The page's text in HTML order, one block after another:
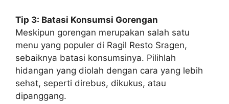
Tip 3: Batasi Konsumsi Gorengan
Meskipun gorengan merupakan salah satu
menu yang populer di Ragil Resto Sragen,
sebaiknya batasi konsumsinya. Pilihlah
hidangan yang diolah dengan cara yang lebih
sehat, seperti direbus, dikukus, atau
dipanggang.